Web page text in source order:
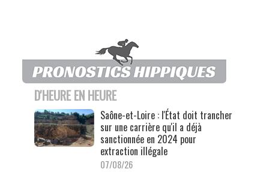
D'HEURE EN HEURE
Saône-et-Loire : l'État doit trancher
sur une carrière qu'il a déjà
sanctionnée en 2024 pour
extraction illégale
07/08/26